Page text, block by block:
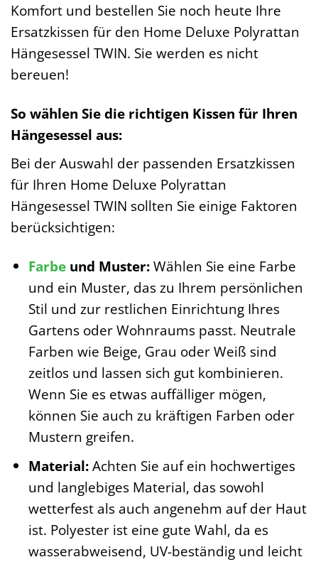
Komfort und bestellen Sie noch heute Ihre
Ersatzkissen für den Home Deluxe Polyrattan
Hängesessel TWIN. Sie werden es nicht
bereuen!
So wählen Sie die richtigen Kissen für Ihren
Hängesessel aus:
Bei der Auswahl der passenden Ersatzkissen
für Ihren Home Deluxe Polyrattan
Hängesessel TWIN sollten Sie einige Faktoren
berücksichtigen:
Farbeund Muster:Wählen Sie eine Farbe
und ein Muster, das zu Ihrem persönlichen
Stil und zur restlichen Einrichtung Ihres
Gartens oder Wohnraums passt. Neutrale
Farben wie Beige, Grau oder Weiß sind
zeitlos und lassen sich gut kombinieren.
Wenn Sie es etwas auffälliger mögen,
können Sie auch zu kräftigen Farben oder
Mustern greifen.
Material:Achten Sie auf ein hochwertiges
und langlebiges Material, das sowohl
wetterfest als auch angenehm auf der Haut
ist. Polyester ist eine gute Wahl, da es
wasserabweisend, UV-beständig und leicht